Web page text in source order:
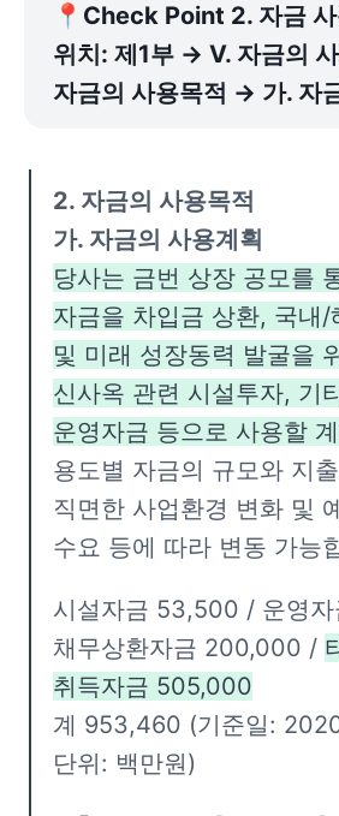
📍Check Point 2. 자금 사
위치: 제1부 → Ⅴ. 자금의
자금의 사용목적 → 가. 자
2. 자금의 사용목적
당사는 금번 상장 공모를
자금을 차입금 상환, 국내/
및 미래 성장동력 발굴을
신사옥 관련 시설투자, 기
운영자금 등으로 사용할
용도별 자금의 규모와 지
직면한 사업환경 변화 및
수요 등에 따라 변동 가능
시설자금 53,500 / 운영
채무상환자금 200,000 /
계 953,460 (기준일:
단위: 백만원)